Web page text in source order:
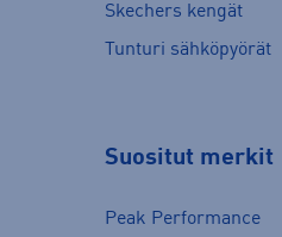
Skechers kengät
Tunturi sähköpyörät
Suositut merkit
Peak Performance